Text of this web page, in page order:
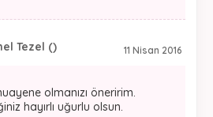
11 Nisan 2016
Tezel ()
olmanızı öneririm.
hayırlı uğurlu olsun.